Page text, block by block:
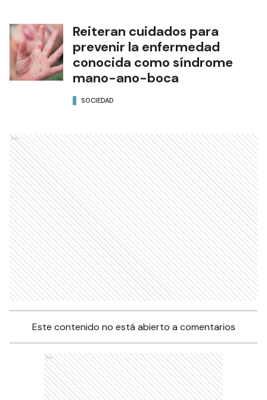
Reiteran cuidados para
prevenir la enfermedad
conocida como síndrome
mano-ano-boca
SOCIEDAD
Ads
Este contenido no está abierto a comentarios
Ads